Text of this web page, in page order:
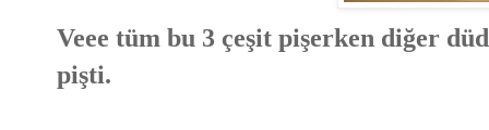
Veee tüm bu 3 çeşit pişerken diğer
pişti.